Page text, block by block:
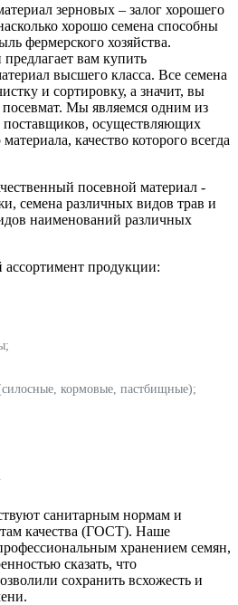
зерновых – залог хорошего
хорошо семена способны
фермерского хозяйства.
вам купить
высшего класса. Все семена
и сортировку, а значит, вы
Мы являемся одним из
осуществляющих
качество которого всегда
посевной материал -
семена различных видов трав и
наименований различных
продукции:
кормовые, пастбищные);
санитарным нормам и
качества (ГОСТ). Наше
хранением семян,
сказать, что
сохранить всхожесть и